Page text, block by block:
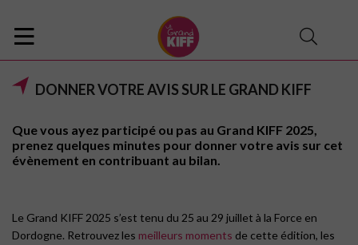
DONNER VOTRE AVIS SUR LE GRAND KIFF
Que vous ayez participé ou pas au Grand KIFF 2025,
prenez quelques minutes pour donner votre avis sur cet
évènement en contribuant au bilan.
Le Grand KIFF 2025 s’est tenu du 25 au 29 juillet à la Force en
Dordogne. Retrouvez les meilleurs moments de cette édition, les